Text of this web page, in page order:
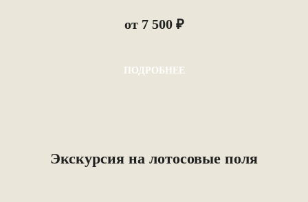
от 7 500 ₽
ПОДРОБНЕЕ
Экскурсия на лотосовые поля